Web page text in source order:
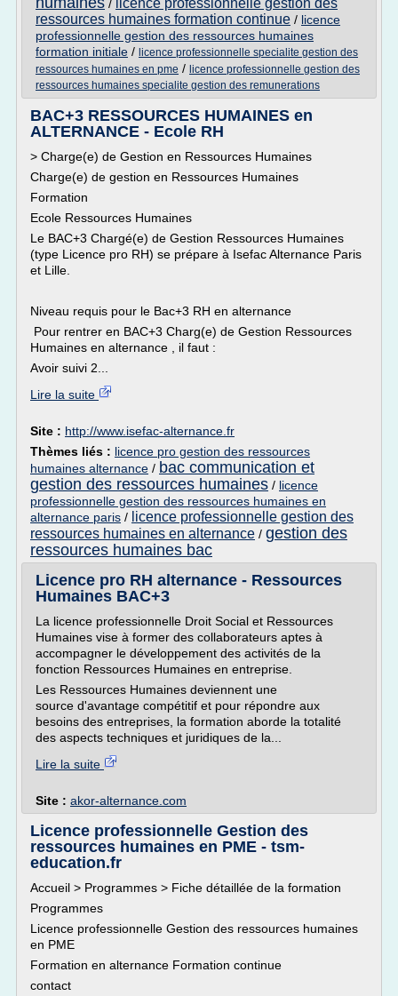
/ licence professionnelle gestion des
ressources humaines formation continue / licence
professionnelle gestion des ressources humaines
formation initiale / licence professionnelle specialite gestion des
ressources humaines en pme / licence professionnelle gestion des
ressources humaines specialite gestion des remunerations
BAC+3 RESSOURCES HUMAINES en
ALTERNANCE - Ecole RH
> Charge(e) de Gestion en Ressources Humaines
Charge(e) de gestion en Ressources Humaines
Formation
Ecole Ressources Humaines
Le BAC+3 Chargé(e) de Gestion Ressources Humaines
(type Licence pro RH) se prépare à Isefac Alternance Paris
et Lille.
Niveau requis pour le Bac+3 RH en alternance
Pour rentrer en BAC+3 Charg(e) de Gestion Ressources
Humaines en alternance , il faut :
Avoir suivi 2...
Lire la suite
Site : http://www.isefac-alternance.fr
Thèmes liés : licence pro gestion des ressources
humaines alternance / bac communication et
gestion des ressources humaines / licence
professionnelle gestion des ressources humaines en
alternance paris / licence professionnelle gestion des
ressources humaines en alternance / gestion des
ressources humaines bac
Licence pro RH alternance - Ressources
Humaines BAC+3
La licence professionnelle Droit Social et Ressources
Humaines vise à former des collaborateurs aptes à
accompagner le développement des activités de la
fonction Ressources Humaines en entreprise.
Les Ressources Humaines deviennent une
source d'avantage compétitif et pour répondre aux
besoins des entreprises, la formation aborde la totalité
des aspects techniques et juridiques de la...
Lire la suite
Site : akor-alternance.com
Licence professionnelle Gestion des
ressources humaines en PME - tsm-
education.fr
Accueil > Programmes > Fiche détaillée de la formation
Programmes
Licence professionnelle Gestion des ressources humaines
en PME
Formation en alternance Formation continue
contact